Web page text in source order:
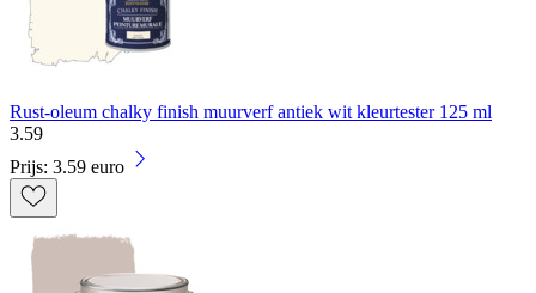
Rust-oleum chalky finish muurverf antiek wit kleurtester 125 ml
3.59
Prijs: 3.59 euro